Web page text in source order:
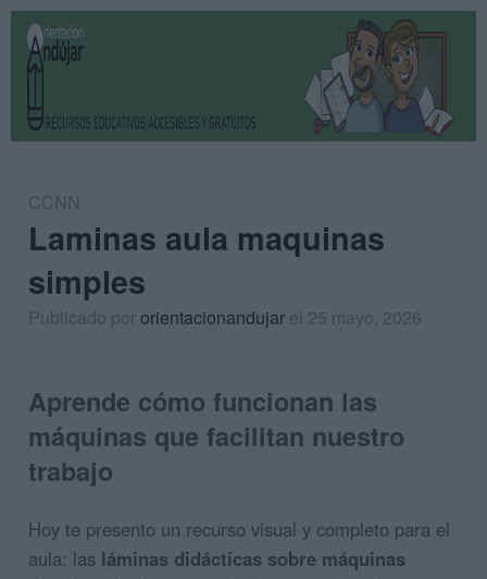
CCNN
Laminas aula maquinas
simples
Publicado pororientacionandujar el 25 mayo, 2026
Aprende cómo funcionan las
máquinas que facilitan nuestro
trabajo
Hoy te presento un recurso visual y completo para el
aula: las láminas didácticas sobre máquinas